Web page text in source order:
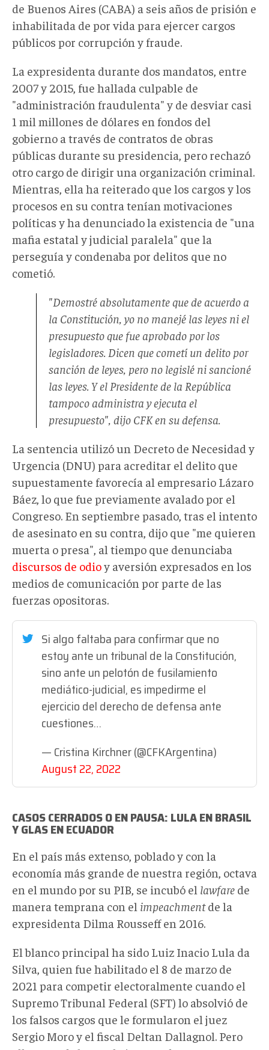
de Buenos Aires (CABA) a seis años de prisión e
inhabilitada de por vida para ejercer cargos
públicos por corrupción y fraude.
La expresidenta durante dos mandatos, entre
2007 y 2015, fue hallada culpable de
"administración fraudulenta" y de desviar casi
1 mil millones de dólares en fondos del
gobierno a través de contratos de obras
públicas durante su presidencia, pero rechazó
otro cargo de dirigir una organización criminal.
Mientras, ella ha reiterado que los cargos y los
procesos en su contra tenían motivaciones
políticas y ha denunciado la existencia de "una
mafia estatal y judicial paralela" que la
perseguía y condenaba por delitos que no
cometió.
"Demostré absolutamente que de acuerdo a
la Constitución, yo no manejé las leyes ni el
presupuesto que fue aprobado por los
legisladores. Dicen que cometí un delito por
sanción de leyes, pero no legislé ni sancioné
las leyes. Y el Presidente de la República
tampoco administra y ejecuta el
presupuesto", dijo CFK en su defensa.
La sentencia utilizó un Decreto de Necesidad y
Urgencia (DNU) para acreditar el delito que
supuestamente favorecía al empresario Lázaro
Báez, lo que fue previamente avalado por el
Congreso. En septiembre pasado, tras el intento
de asesinato en su contra, dijo que "me quieren
muerta o presa", al tiempo que denunciaba
discursos de odioy aversión expresados en los
medios de comunicación por parte de las
fuerzas opositoras.
Si algo faltaba para confirmar que no
estoy ante un tribunal de la Constitución,
sino ante un pelotón de fusilamiento
mediático-judicial, es impedirme el
ejercicio del derecho de defensa ante
cuestiones…
— Cristina Kirchner (@CFKArgentina)
August 22, 2022
CASOS CERRADOS O EN PAUSA:LULA EN BRASIL
Y GLAS EN ECUADOR
En el país más extenso, poblado y con la
economía más grande de nuestra región, octava
en el mundo por su PIB, se incubó el lawfare de
manera temprana con el impeachmentde la
expresidenta Dilma Rousseff en 2016.
El blanco principal ha sido Luiz Inacio Lula da
Silva, quien fue habilitado el 8 de marzo de
2021 para competir electoralmente cuando el
Supremo Tribunal Federal (SFT) lo absolvió de
los falsos cargos que le formularon el juez
Sergio Moro y el fiscal Deltan Dallagnol. Pero